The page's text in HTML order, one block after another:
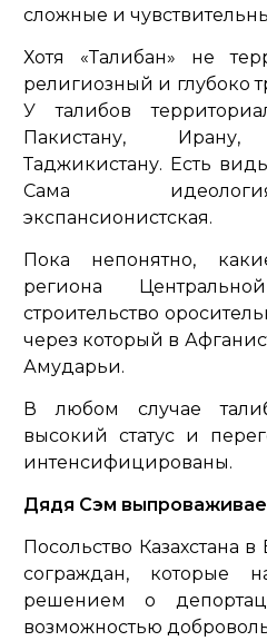
сложные и
Хотя «Талибан» не
религиозный и глубоко
У талибов
Пакистану,
Таджикистану. Есть
Сама
экспансионистская.
Пока непонятно,
региона
строительство
через который в
Амударьи.
В любом случае
высокий статус и
интенсифицированы.
Дядя Сэм
Посольство Казахстана
сограждан, которые
решением о
возможностью